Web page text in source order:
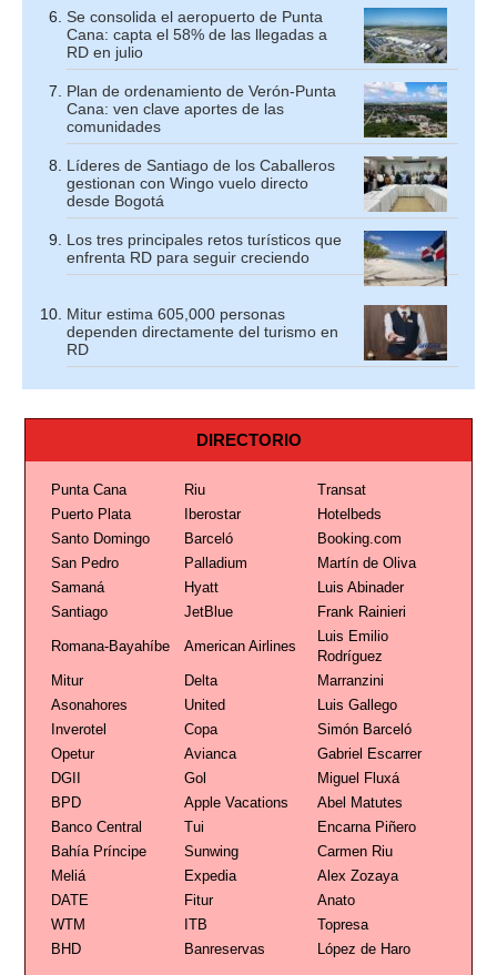
Se consolida el aeropuerto de Punta
Cana: capta el 58% de las llegadas a
RD en julio
Plan de ordenamiento de Verón-Punta
Cana: ven clave aportes de las
comunidades
Líderes de Santiago de los Caballeros
gestionan con Wingo vuelo directo
desde Bogotá
Los tres principales retos turísticos que
enfrenta RD para seguir creciendo
Mitur estima 605,000 personas
dependen directamente del turismo en
RD
DIRECTORIO
Punta Cana Riu
Transat
Puerto Plata
Iberostar
Hotelbeds
Santo Domingo
Barceló
Booking.com
San Pedro
Palladium
Martín de Oliva
Samaná
Hyatt
Luis Abinader
Santiago
JetBlue Frank Rainieri
Romana-Bayahíbe American Airlines
Luis Emilio
Rodríguez
Mitur
Delta
Marranzini
Asonahores
United
Luis Gallego
Inverotel
Copa
Simón Barceló
Opetur
Avianca
Gabriel Escarrer
DGII
Gol
Miguel Fluxá
BPD
Apple Vacations
Abel Matutes
Banco Central
Tui
Encarna Piñero
Bahía Príncipe
Sunwing
Carmen Riu
Meliá
Expedia
Alex Zozaya
DATE
Fitur
Anato
WTM
ITB
Topresa
BHD
Banreservas López de Haro